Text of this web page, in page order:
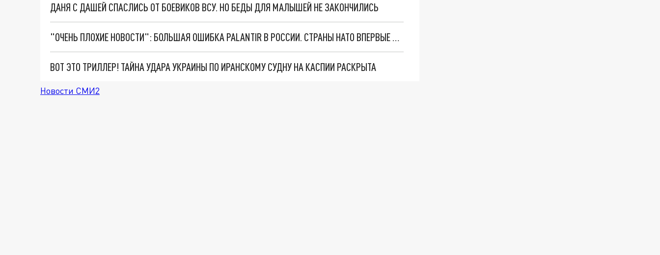
ДАНЯ С ДАШЕЙ СПАСЛИСЬ ОТ БОЕВИКОВ ВСУ. НО БЕДЫ ДЛЯ МАЛЫШЕЙ НЕ ЗАКОНЧИЛИСЬ
"ОЧЕНЬ ПЛОХИЕ НОВОСТИ": БОЛЬШАЯ ОШИБКА PALANTIR В РОССИИ. СТРАНЫ НАТО ВПЕРВЫЕ ЗА СВО ОСТАНОВИЛИ ПОСТАВКИ ОРУЖИЯ. ВСУ ТЕРЯЮТ ПРИГРАНИЧЬЕ?
ВОТ ЭТО ТРИЛЛЕР! ТАЙНА УДАРА УКРАИНЫ ПО ИРАНСКОМУ СУДНУ НА КАСПИИ РАСКРЫТА
Новости СМИ2